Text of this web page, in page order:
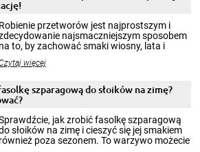
Robienie przetworów jest najprostszym i
najsmaczniejszym sposobem
na to, by zachować smaki wiosny, lata i
by cieszyć nimi oko w sezonie
poczuć atmosferę cieplejszych
Przygotowanie słoików ze
patenty, które pozwolą zachować świeżość
więcej
szparagową do słoików na zimę?
jak zrobić fasolkę szparagową
słoików na zimę i cieszyć się jej smakiem
również poza sezonem. To warzywo możecie